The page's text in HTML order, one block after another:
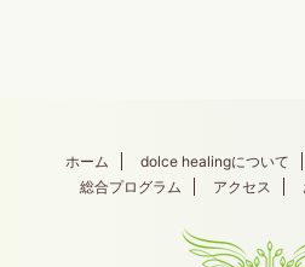
ホーム dolce healingについて
総合プログラム
アクセス